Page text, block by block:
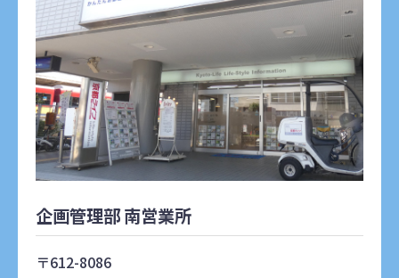
企画管理部 南営業所
〒612-8086